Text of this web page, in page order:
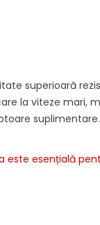
superioară
la viteze mari,
suplimentare.
este esențială